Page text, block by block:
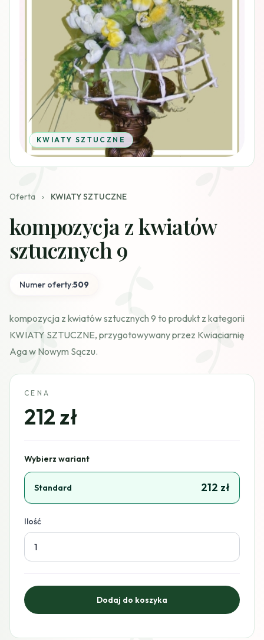
KWIATY SZTUCZNE
Oferta › KWIATY SZTUCZNE
kompozycja z kwiatów
sztucznych 9
Numer oferty:509
kompozycja z kwiatów sztucznych 9 to produkt z kategorii
KWIATY SZTUCZNE, przygotowywany przez Kwiaciarnię
Aga w Nowym Sączu.
CENA
212 zł
Wybierz wariant
Standard 212 zł
Ilość